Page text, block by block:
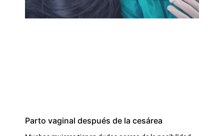
Parto vaginal después de la cesárea